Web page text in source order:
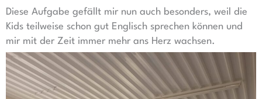
Diese Aufgabe gefällt mir nun auch besonders, weil die
Kids teilweise schon gut Englisch sprechen können und
mir mit der Zeit immer mehr ans Herz wachsen.